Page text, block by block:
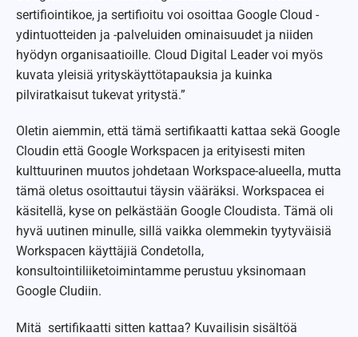
sertifiointikoe, ja sertifioitu voi osoittaa Google Cloud -
ydintuotteiden ja -palveluiden ominaisuudet ja niiden
hyödyn organisaatioille. Cloud Digital Leader voi myös
kuvata yleisiä yrityskäyttötapauksia ja kuinka
pilviratkaisut tukevat yritystä.”
Oletin aiemmin, että tämä sertifikaatti kattaa sekä Google
Cloudin että Google Workspacen ja erityisesti miten
kulttuurinen muutos johdetaan Workspace-alueella, mutta
tämä oletus osoittautui täysin vääräksi. Workspacea ei
käsitellä, kyse on pelkästään Google Cloudista. Tämä oli
hyvä uutinen minulle, sillä vaikka olemmekin tyytyväisiä
Workspacen käyttäjiä Condetolla,
konsultointiliiketoimintamme perustuu yksinomaan
Google Cludiin.
Mitä sertifikaatti sitten kattaa? Kuvailisin sisältöä